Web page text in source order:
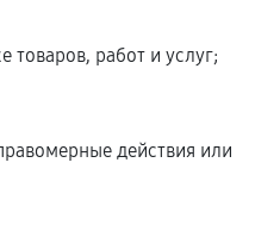
товаров, работ и услуг;
действия или